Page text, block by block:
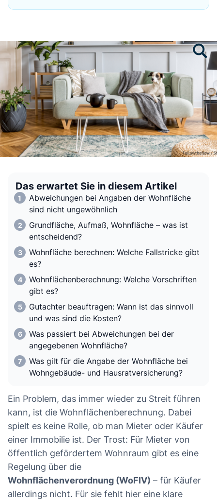
Das erwartet Sie in diesem Artikel
Abweichungen bei Angaben der Wohnfläche
sind nicht ungewöhnlich
Grundfläche, Aufmaß, Wohnfläche – was ist
entscheidend?
Wohnfläche berechnen: Welche Fallstricke gibt
es?
Wohnflächenberechnung: Welche Vorschriften
gibt es?
Gutachter beauftragen: Wann ist das sinnvoll
und was sind die Kosten?
Was passiert bei Abweichungen bei der
angegebenen Wohnfläche?
Was gilt für die Angabe der Wohnfläche bei
Wohngebäude- und Hausratversicherung?
Ein Problem, das immer wieder zu Streit führen
kann, ist die Wohnflächenberechnung. Dabei
spielt es keine Rolle, ob man Mieter oder Käufer
einer Immobilie ist. Der Trost: Für Mieter von
öffentlich gefördertem Wohnraum gibt es eine
Regelung über die
Wohnflächenverordnung (WoFIV) – für Käufer
allerdings nicht. Für sie fehlt hier eine klare